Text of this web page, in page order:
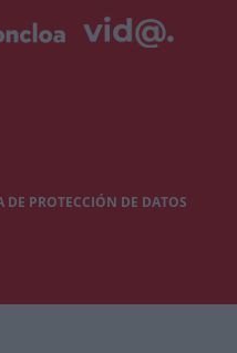
PROTECCIÓN DE DATOS